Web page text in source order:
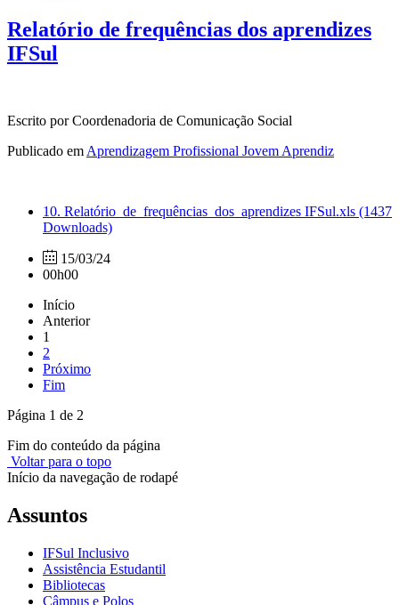
Relatório de frequências dos aprendizes
IFSul
Escrito por Coordenadoria de Comunicação Social
Publicado emAprendizagem Profissional Jovem Aprendiz
10. Relatório_de_frequências_dos_aprendizes IFSul.xls (1437
Downloads)
15/03/24
00h00
Início
Anterior
1
2
Próximo
Fim
Página 1 de 2
Fim do conteúdo da página
Voltar para o topo
Início da navegação de rodapé
Assuntos
IFSul Inclusivo
Assistência Estudantil
Bibliotecas
Câmpus e Polos